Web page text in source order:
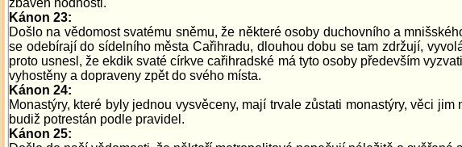
zbaven hodnosti.
Kánon 23:
Došlo na vědomost svatému sněmu, že některé osoby duchovního a
se odebírají do sídelního města Cařihradu, dlouhou dobu se tam zdržují,
proto usnesl, že ekdik svaté církve cařihradské má tyto osoby především
vyhostěny a dopraveny zpět do svého místa.
Kánon 24:
Monastýry, které byly jednou vysvěceny, mají trvale zůstati monastýry, věci
budiž potrestán podle pravidel.
Kánon 25: